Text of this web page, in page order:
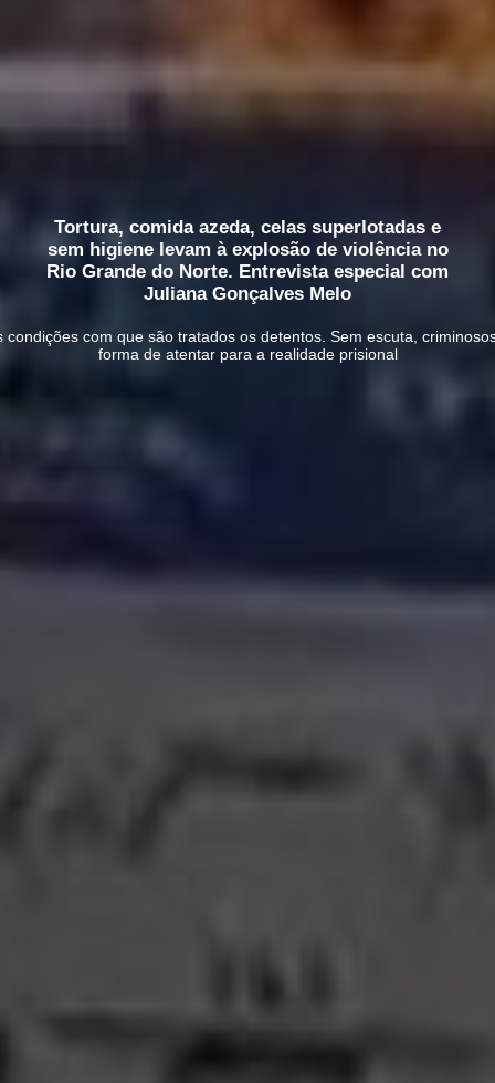
Tortura, comida azeda, celas superlotadas e
sem higiene levam à explosão de violência no
Rio Grande do Norte. Entrevista especial com
Juliana Gonçalves Melo
com que são tratados os detentos. Sem escuta,
forma de atentar para a realidade prisional